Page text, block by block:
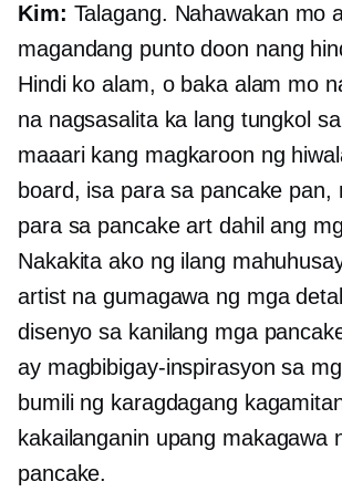
Kim: Talagang. Nahawakan mo
magandang punto doon nang
Hindi ko alam, o baka alam mo
na nagsasalita ka lang tungkol
maaari kang magkaroon ng
board, isa para sa pancake pan,
para sa pancake art dahil ang
Nakakita ako ng ilang
artist na gumagawa ng mga
disenyo sa kanilang mga
ay magbibigay-inspirasyon sa
bumili ng karagdagang
kakailanganin upang makagawa
pancake.